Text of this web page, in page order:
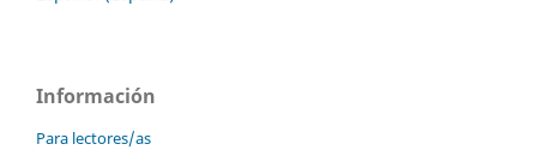
Información
Para lectores/as